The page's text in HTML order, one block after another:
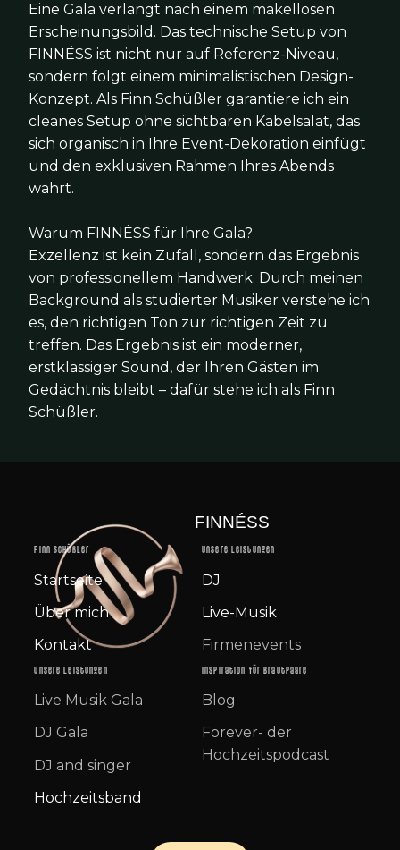
Eine Gala verlangt nach einem makellosen
Erscheinungsbild. Das technische Setup von
FINNÉSS ist nicht nur auf Referenz-Niveau,
sondern folgt einem minimalistischen Design-
Konzept. Als Finn Schüßler garantiere ich ein
cleanes Setup ohne sichtbaren Kabelsalat, das
sich organisch in Ihre Event-Dekoration einfügt
und den exklusiven Rahmen Ihres Abends
wahrt.
Warum FINNÉSS für Ihre Gala?
Exzellenz ist kein Zufall, sondern das Ergebnis
von professionellem Handwerk. Durch meinen
Background als studierter Musiker verstehe ich
es, den richtigen Ton zur richtigen Zeit zu
treffen. Das Ergebnis ist ein moderner,
erstklassiger Sound, der Ihren Gästen im
Gedächtnis bleibt – dafür stehe ich als Finn
Schüßler.
FINNÉSS
Finn Schüßler
Startseite
Über mich
Kontakt
Unsere Leistungen
DJ
Live-Musik
Firmenevents
Unsere Leistungen
Live Musik Gala
DJ Gala
DJ and singer
Hochzeitsband
Inspiration für Brautpaare
Blog
Forever- der
Hochzeitspodcast